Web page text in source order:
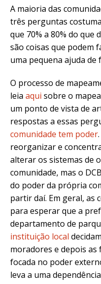
A maioria das
três perguntas
que 70% a 80% do que
são coisas que podem
uma pequena ajuda de
O processo de
leia aqui sobre o
um ponto de vista de
respostas a essas
comunidade tem poder
reorganizar e
alterar os sistemas de
comunidade, mas o
do poder da própria
partir daí. Em geral, as
para esperar que a
departamento de
instituição local
moradores e depois as
focada no poder
leva a uma